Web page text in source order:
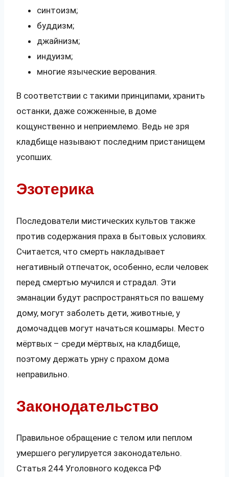
синтоизм;
буддизм;
джайнизм;
индуизм;
многие языческие верования.
В соответствии с такими принципами, хранить
останки, даже сожженные, в доме
кощунственно и неприемлемо. Ведь не зря
кладбище называют последним пристанищем
усопших.
Эзотерика
Последователи мистических культов также
против содержания праха в бытовых условиях.
Считается, что смерть накладывает
негативный отпечаток, особенно, если человек
перед смертью мучился и страдал. Эти
эманации будут распространяться по вашему
дому, могут заболеть дети, животные, у
домочадцев могут начаться кошмары. Место
мёртвых – среди мёртвых, на кладбище,
поэтому держать урну с прахом дома
неправильно.
Законодательство
Правильное обращение с телом или пеплом
умершего регулируется законодательно.
Статья 244 Уголовного кодекса РФ